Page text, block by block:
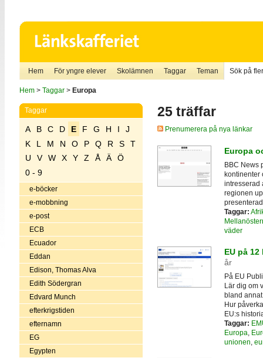
Hem För yngre elever Skolämnen Taggar Teman Sök på
Hem> Taggar> Europa
Taggar
A B C D E F G H I
J
K
L M N O P Q R S
T
U
V W X Y Z Å Ä
Ö
0 - 9
e-böcker
e-mobbning
e-post
ECB
Ecuador
Eddan
Edison, Thomas Alva
Edith Södergran
Edvard Munch
efterkrigstiden
efternamn
EG
Egypten
25 träffar
Prenumerera på nya länkar
Europa
BBC News
kontinenter
intresserad
regionen
Taggar:
väder
EU på
år
På EU
Lär dig om
bland
Hur
EU:s
Taggar:
Europa,
unionen,